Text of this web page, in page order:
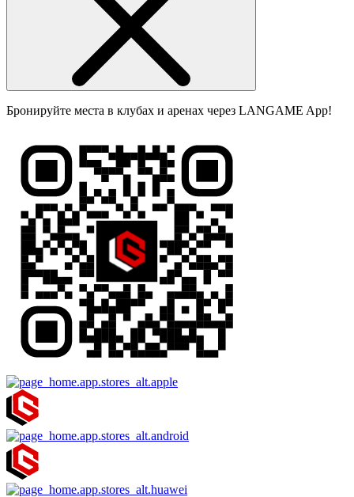
Бронируйте места в клубах и аренах через LANGAME App!